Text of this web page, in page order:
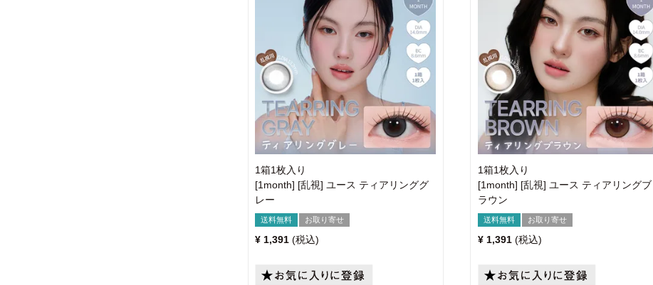
1箱1枚入り
[1month] [乱視] ユース ティアリンググ
レー
送料無料 お取り寄せ
¥ 1,391 税込
1箱1枚入り
[1month] [乱視] ユース ティアリングブ
ラウン
送料無料 お取り寄せ
¥ 1,391 税込